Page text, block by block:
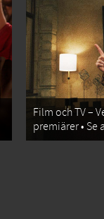
Film och TV –
premiärer • Se